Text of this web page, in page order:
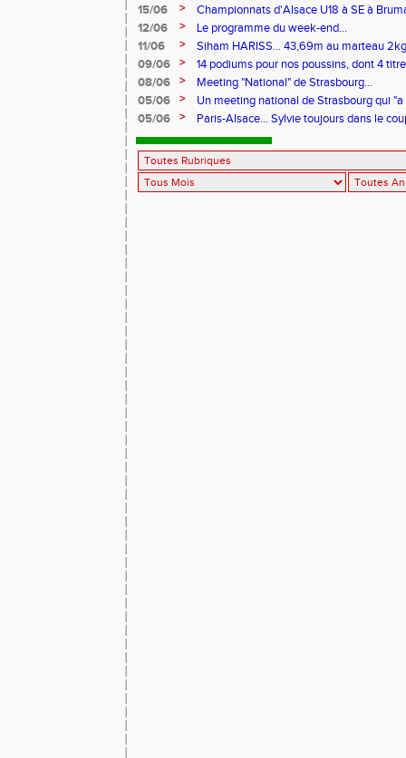
15/06
>
Championnats d'Alsace U18 à SE à
12/06
>
Le programme du week-end...
11/06
>
Siham HARISS... 43,69m au marteau 2kg
09/06
>
14 podiums pour nos poussins, dont 4
Rhin...
08/06 >
Meeting "National" de Strasbourg...
05/06
>
Un meeting national de Strasbourg qui
05/06
> Paris-Alsace... Sylvie toujours dans le